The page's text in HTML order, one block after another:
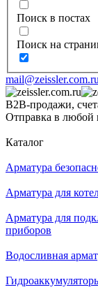
Поиск в постах
Поиск на
mail@zeissler.com.ru
B2B-продажи,
Отправка в любой
Каталог
Арматура
Арматура для
Арматура для
приборов
Водосливная